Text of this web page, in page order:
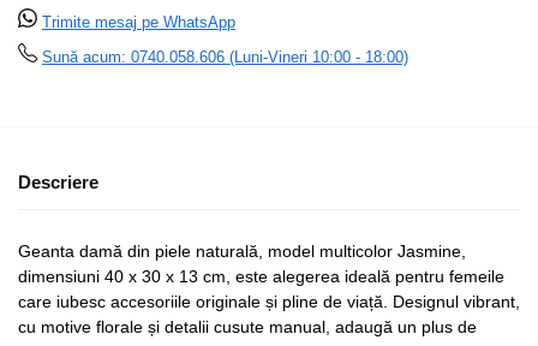
Trimite mesaj pe WhatsApp
Sună acum: 0740.058.606 (Luni-Vineri 10:00 - 18:00)
Descriere
Geanta damă din piele naturală, model multicolor Jasmine,
dimensiuni 40 x 30 x 13 cm, este alegerea ideală pentru femeile
care iubesc accesoriile originale și pline de viață. Designul vibrant,
cu motive florale și detalii cusute manual, adaugă un plus de